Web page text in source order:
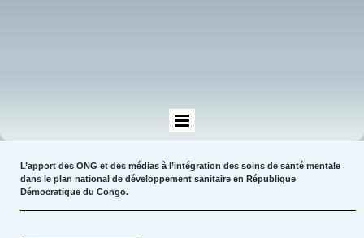
L’apport des ONG et des médias à l’intégration des soins de santé mentale
dans le plan national de développement sanitaire en République
Démocratique du Congo.